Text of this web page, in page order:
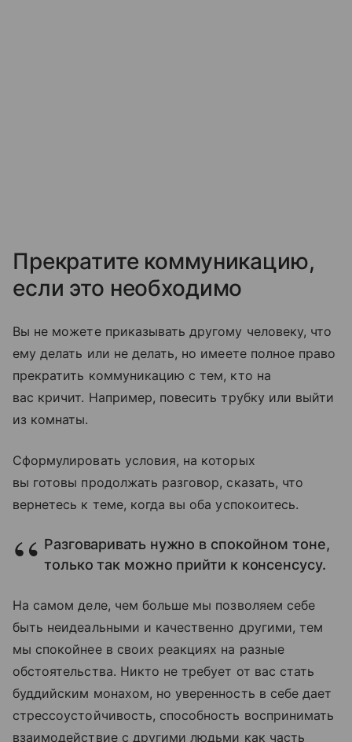
Прекратите коммуникацию,
если это необходимо
Вы не можете приказывать другому человеку, что
ему делать или не делать, но имеете полное право
прекратить коммуникацию с тем, кто на
вас кричит. Например, повесить трубку или выйти
из комнаты.
Сформулировать условия, на которых
вы готовы продолжать разговор, сказать, что
вернетесь к теме, когда вы оба успокоитесь.
Разговаривать нужно в спокойном тоне,
только так можно прийти к консенсусу.
На самом деле, чем больше мы позволяем себе
быть неидеальными и качественно другими, тем
мы спокойнее в своих реакциях на разные
обстоятельства. Никто не требует от вас стать
буддийским монахом, но уверенность в себе дает
стрессоустойчивость, способность воспринимать
взаимодействие с другими людьми как часть